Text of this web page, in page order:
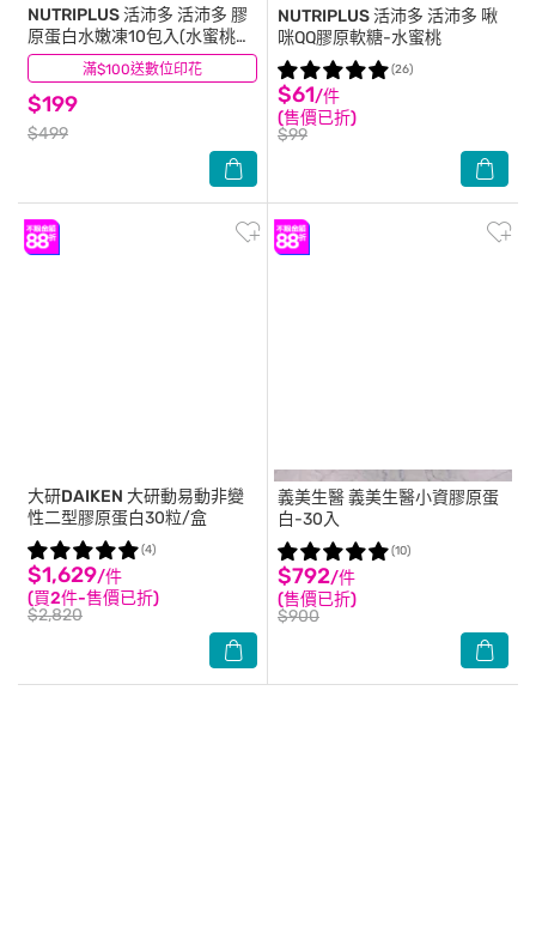
滿$100送數位印花
NUTRIPLUS 活沛多 活沛多 膠
原蛋白水嫩凍10包入(水蜜桃風
味)
$199
$499
(15)
NUTRIPLUS 活沛多 活沛多 啾
咪QQ膠原軟糖-水蜜桃
$61/件
(售價已折)
$99
(26)
大研DAIKEN 大研動易動非變
性二型膠原蛋白30粒/盒
$1,629/件
(買2件-售價已折)
$2,820
(4)
義美生醫義美生醫小資膠原蛋
白-30入
$792/件
(售價已折)
$900
(10)